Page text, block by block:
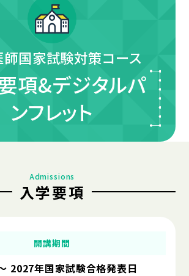
国家試験対策コース
項&デジタルパ
ンフレット
Admissions
入学要項
開講期間
2027年国家試験合格発表日